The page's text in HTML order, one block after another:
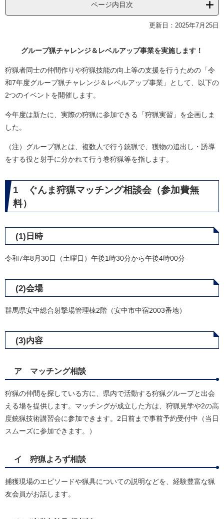
ページ内目次
更新日：2025年7月25日
グループ猟チャレンジ＆レベルアップ事業を実施します！
狩猟者同士の仲間作りや狩猟技能の向上等の支援を行うための「令
和7年度グループ猟チャレンジ＆レベルアップ事業」として、以下の
2つのイベントを開催します。
今年度は新たに、実際の狩猟に参加できる「狩猟実習」を企画しま
した。
（注）グループ猟とは、複数人で行う銃猟で、獲物の追出し・誘導
をする役と射手に分かれて行う巻狩猟等を指します。
1 ぐんま狩猟マッチング相談会（参加費無
料）
(1)日時
令和7年8月30日（土曜日）午後1時30分から午後4時00分
(2)会場
群馬県安中総合射撃場管理棟2階（安中市中宿2003番地）
(3)内容
ア マッチング相談
狩猟の仲間を探している方に、県内で活動する狩猟グループと出会
える場を提供します。マッチングが成立した方は、狩猟見学や2の高
度銃猟技術講習会に参加できます。2日前まで事前予約受付中（当日
スムーズに参加できます。）
イ 狩猟よろず相談
捕獲現場のエピソードや猟具についての説明などを、経験豊富な猟
友会員がお話します。